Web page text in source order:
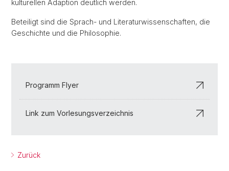
kulturellen Adaption deutlich werden.
Beteiligt sind die Sprach- und Literaturwissenschaften, die
Geschichte und die Philosophie.
Programm Flyer
Link zum Vorlesungsverzeichnis
Zurück